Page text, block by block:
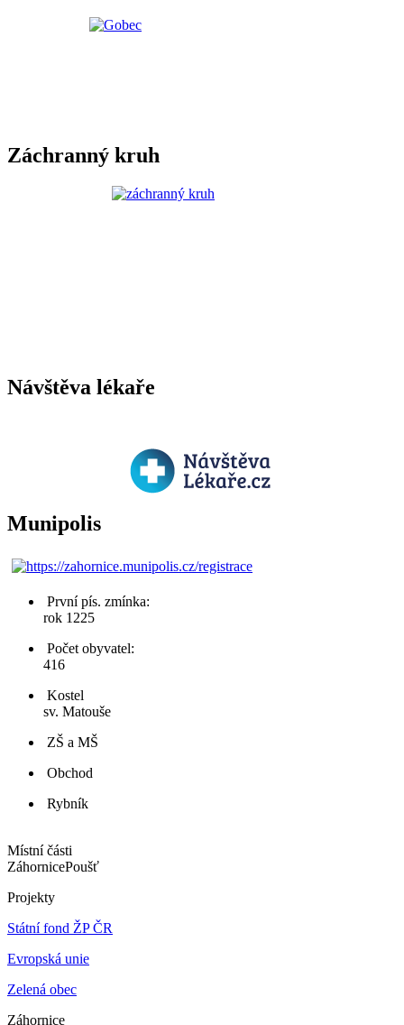
Záchranný kruh
Návštěva lékaře
Munipolis
První pís. zmínka:
rok 1225
Počet obyvatel:
416
Kostel
sv. Matouše
ZŠ a MŠ
Obchod
Rybník
Místní části
ZáhornicePoušť
Projekty
Státní fond ŽP ČR
Evropská unie
Zelená obec
Záhornice